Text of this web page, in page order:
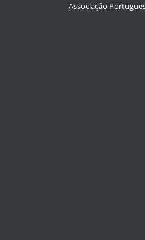
Associação